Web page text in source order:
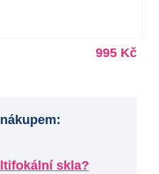
995 Kč
skla?